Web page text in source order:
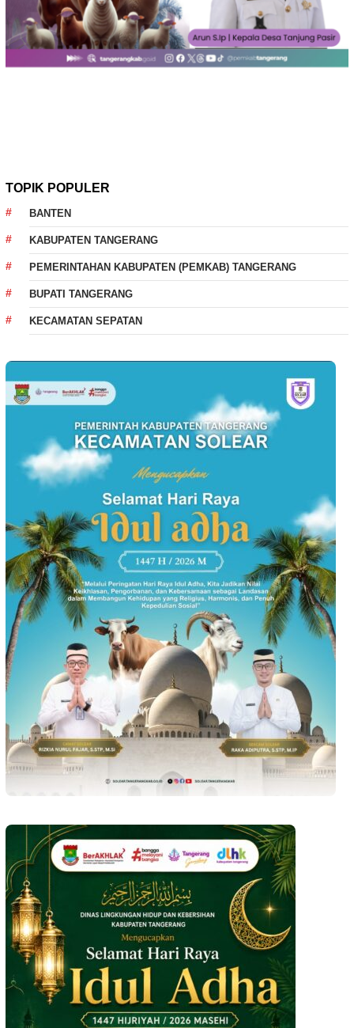
TOPIK POPULER
BANTEN
KABUPATEN TANGERANG
PEMERINTAHAN KABUPATEN (PEMKAB) TANGERANG
BUPATI TANGERANG
KECAMATAN SEPATAN